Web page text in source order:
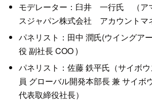
モデレーター：臼井 一行氏 （ア
スジャパン株式会社 アカウントマ
パネリスト：田中 潤氏(ウイングア
役 副社長 COO )
パネリスト：佐藤 鉄平氏（サイボ
員 グローバル開発本部長 兼 サイボ
代表取締役社長）